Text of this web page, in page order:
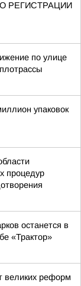
РЕГИСТРАЦИИ
по улице
упаковок
процедур
останется в
«Трактор»
великих реформ